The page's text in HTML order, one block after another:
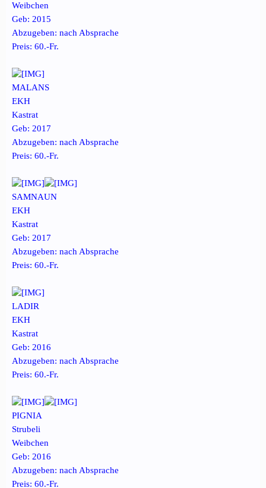
Weibchen
Geb: 2015
Abzugeben: nach Absprache
Preis: 60.-Fr.
MALANS
EKH
Kastrat
Geb: 2017
Abzugeben: nach Absprache
Preis: 60.-Fr.
SAMNAUN
EKH
Kastrat
Geb: 2017
Abzugeben: nach Absprache
Preis: 60.-Fr.
LADIR
EKH
Kastrat
Geb: 2016
Abzugeben: nach Absprache
Preis: 60.-Fr.
PIGNIA
Strubeli
Weibchen
Geb: 2016
Abzugeben: nach Absprache
Preis: 60.-Fr.